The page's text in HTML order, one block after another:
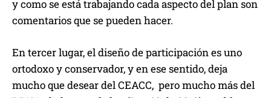
y como se está trabajando cada aspecto del plan son
comentarios que se pueden hacer.
En tercer lugar, el diseño de participación es uno
ortodoxo y conservador, y en ese sentido, deja
mucho que desear del CEACC, pero mucho más del